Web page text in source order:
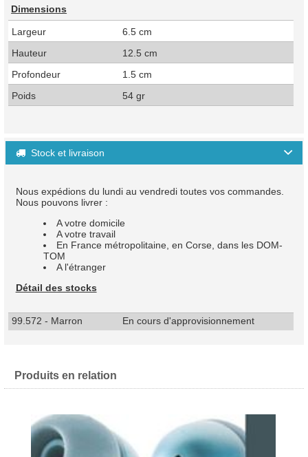
Dimensions
Largeur
6.5 cm
Hauteur
12.5 cm
Profondeur
1.5 cm
Poids
54 gr
 Stock et livraison
Nous expédions du lundi au vendredi toutes vos commandes.
Nous pouvons livrer :
A votre domicile
A votre travail
En France métropolitaine, en Corse, dans les DOM-
TOM
A l'étranger
Détail des stocks
99.572 - Marron En cours d'approvisionnement
Produits en relation